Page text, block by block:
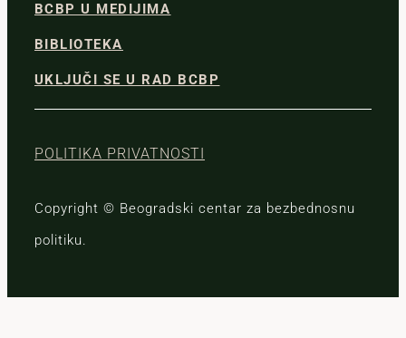
BCBP U MEDIJIMA
BIBLIOTEKA
UKLJUČI SE U RAD BCBP
POLITIKA PRIVATNOSTI
Copyright © Beogradski centar za bezbednosnu
politiku.